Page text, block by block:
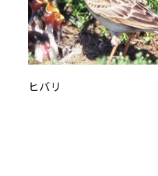
ヒバリ